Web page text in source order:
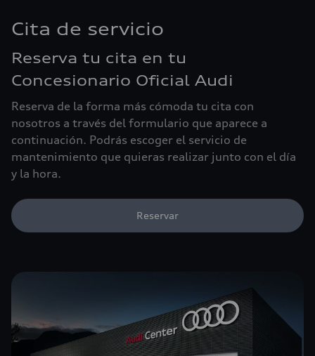
Cita de servicio
Reserva tu cita en tu
Concesionario Oficial Audi
Reserva de la forma más cómoda tu cita con
nosotros a través del formulario que aparece a
continuación. Podrás escoger el servicio de
mantenimiento que quieras realizar junto con el día
y la hora.
Reservar